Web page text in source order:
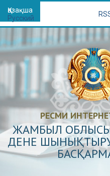
Қазақша
Русский
РЕСМИ
ЖАМБЫЛ ОБЛЫСЫ
ДЕНЕ